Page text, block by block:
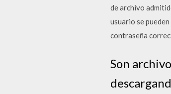
de archivo
usuario se
contraseña
Son